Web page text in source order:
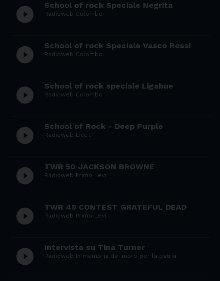
play_circle_filled School of rock Speciale Negrita
Radioweb Colombo
play_circle_filled School of rock Speciale Vasco Rossi
Radioweb Colombo
play_circle_filled School of rock speciale Ligabue
Radioweb Colombo
play_circle_filled School of Rock - Deep Purple
Radioweb Liceti
play_circle_filled TWR 50 JACKSON BROWNE
Radioweb Primo Levi
play_circle_filled TWR 49 CONTEST GRATEFUL DEAD
Radioweb Primo Levi
play_circle_filled Intervista su Tina Turner
Radioweb In memoria dei morti per la patria